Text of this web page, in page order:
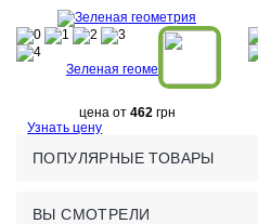
Зеленая геометрия
цена от 462грн
Узнать цену
ПОПУЛЯРНЫЕ ТОВАРЫ
ВЫ СМОТРЕЛИ